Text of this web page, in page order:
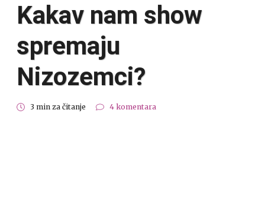
Kakav nam show
spremaju
Nizozemci?
3 min za čitanje 4 komentara